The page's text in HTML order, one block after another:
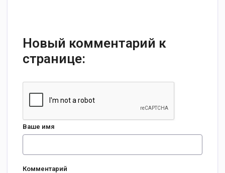
Новый комментарий к
странице:
Ваше имя
Комментарий